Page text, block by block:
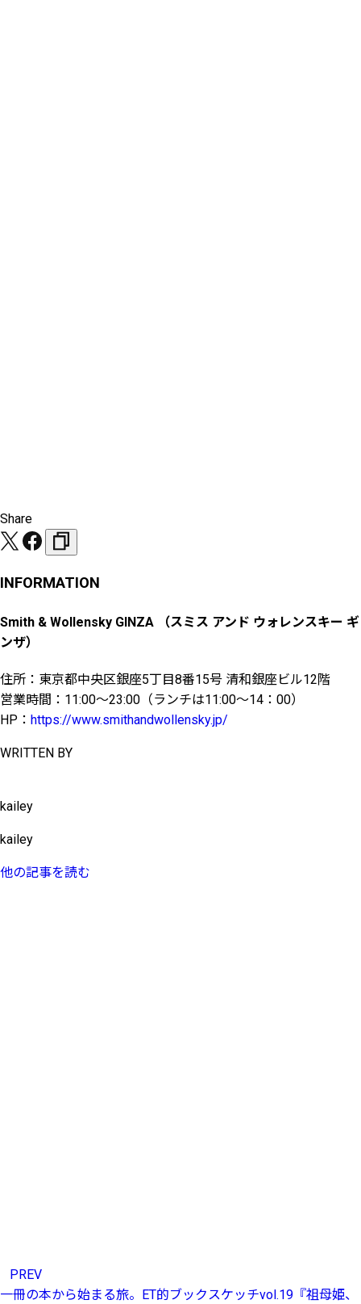
Share
INFORMATION
Smith & Wollensky GINZA （スミス アンド ウォレンスキー ギ
ンザ）
住所：東京都中央区銀座5丁目8番15号 清和銀座ビル12階
営業時間：11:00〜23:00（ランチは11:00〜14：00）
HP： https://www.smithandwollensky.jp/
WRITTEN BY
kailey
kailey
他の記事を読む
PREV
一冊の本から始まる旅。ET的ブックスケッチvol.19『祖母姫、